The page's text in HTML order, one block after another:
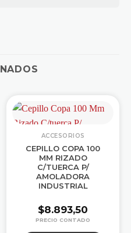
ACCESORIOS
CEPILLO COPA 100
MM RIZADO
C/TUERCA P/
AMOLADORA
INDUSTRIAL
$8.893,50